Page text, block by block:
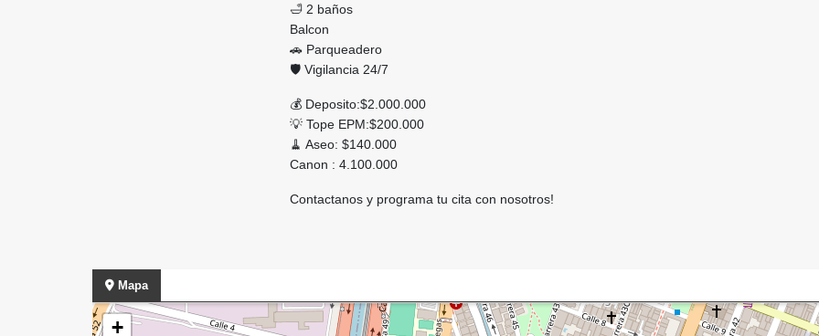
🛁 2 baños
Balcon
🚗 Parqueadero
🛡 Vigilancia 24/7
💰 Deposito:$2.000.000
💡 Tope EPM:$200.000
🧹 Aseo: $140.000
Canon : 4.100.000
Contactanos y programa tu cita con nosotros!
Mapa
+